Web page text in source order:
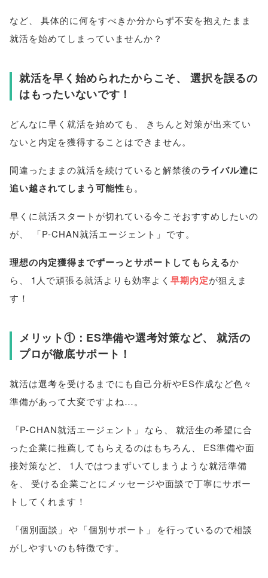
など、
具体的に何をすべきか分からず不安を抱えたまま
就活を始めてしまっていませんか？
就活を早く始められたからこそ、
選択を誤るの
はもったいないです！
どんなに早く就活を始めても 、
きちんと対策が出来てい
ないと内定を獲得することはできません。
間違ったままの就活を続けていると解禁後のライバル達に
追い越されてしまう可能性も。
早くに就活スタートが切れている今こそおすすめしたいの
が、 「P-CHAN就活エージェント 」 です。
理想の内定獲得までずーっとサポートしてもらえるか
ら 、 1人で頑張る就活よりも効率よく早期内定が狙えま
す！
メリット①：ES準備や選考対策など、
就活の
プロが徹底サポート！
就活は選考を受けるまでにも自己分析やES作成など色々
準備があって大変ですよね…。
「P-CHAN就活エージェント 」 なら 、
就活生の希望に合
った企業に推薦してもらえるのはもちろん、
ES準備や面
接対策など、
1人ではつまずいてしまうような就活準備
を、
受ける企業ごとにメッセージや面談で丁寧にサポー
トしてくれます！
「個別面談 」 や 「個別サポート 」
を行っているので相談
がしやすいのも特徴です。